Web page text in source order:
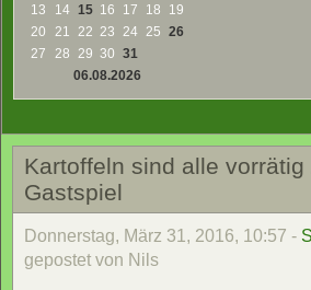
13
14 15 16 17 18
19
20
21 22 23 24 25 26
27
28 29 30 31
06.08.2026
Kartoffeln sind alle vorrätig
Gastspiel
Donnerstag, März 31, 2016, 10:57 -
gepostet von Nils